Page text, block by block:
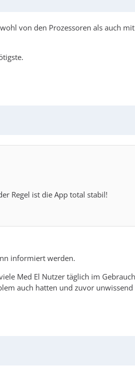
von den Prozessoren als auch
Regel ist die App total stabil!
informiert werden.
Med El Nutzer täglich im
auch hatten und zuvor